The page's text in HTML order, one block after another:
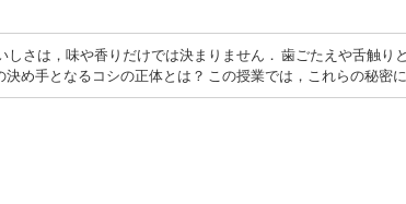
しさは，味や香りだけでは決まりません． 歯ごたえや舌触り
め手となるコシの正体とは？ この授業では，これらの秘密